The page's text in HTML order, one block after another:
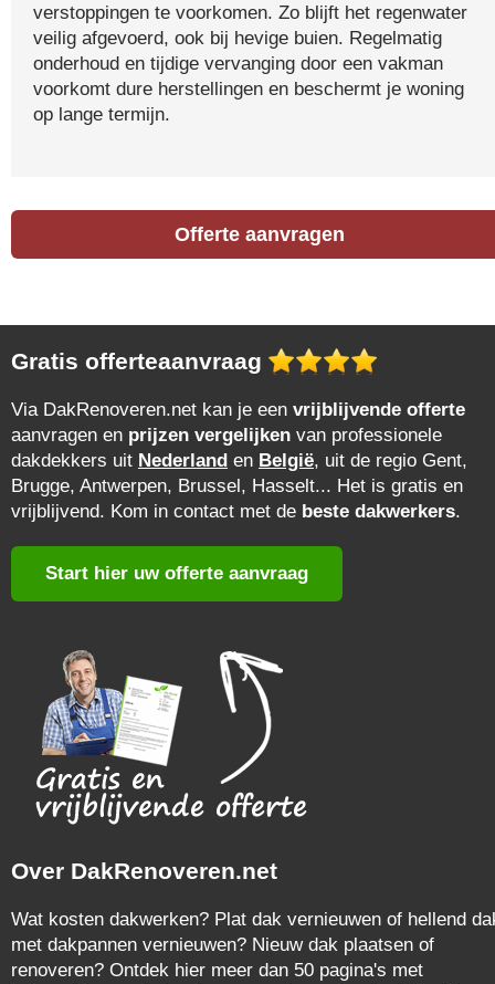
verstoppingen te voorkomen. Zo blijft het regenwater
veilig afgevoerd, ook bij hevige buien. Regelmatig
onderhoud en tijdige vervanging door een vakman
voorkomt dure herstellingen en beschermt je woning
op lange termijn.
Offerte aanvragen
Gratis offerteaanvraag
Via DakRenoveren.net kan je een vrijblijvende offerte
aanvragen en prijzen vergelijken van professionele
dakdekkers uit Nederland en België, uit de regio Gent,
Brugge, Antwerpen, Brussel, Hasselt... Het is gratis en
vrijblijvend. Kom in contact met de beste dakwerkers.
Start hier uw offerte aanvraag
Over DakRenoveren.net
Wat kosten dakwerken? Plat dak vernieuwen of hellend
met dakpannen vernieuwen? Nieuw dak plaatsen of
renoveren? Ontdek hier meer dan 50 pagina's met